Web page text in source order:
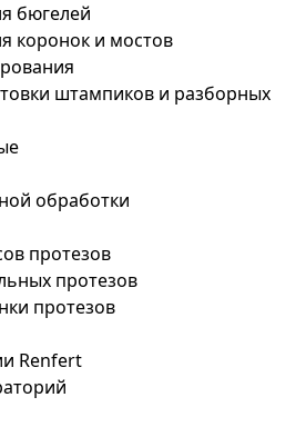
бюгелей
коронок и мостов
штампиков и разборных
обработки
протезов
протезов
протезов
Renfert